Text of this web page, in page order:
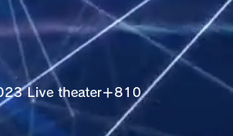
Live theater＋810